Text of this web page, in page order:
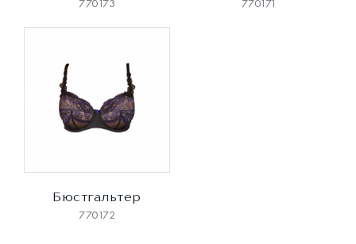
770173 770171
Бюстгальтер
770172